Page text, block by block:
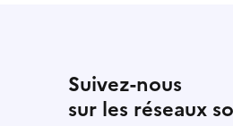
Suivez-nous
sur les réseaux